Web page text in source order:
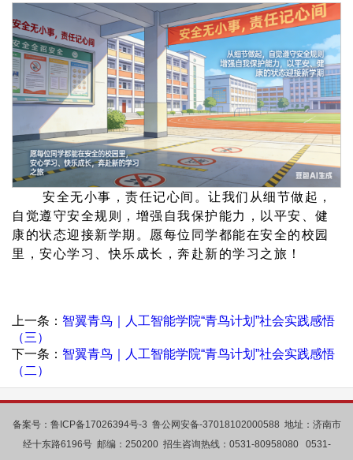
安全无小事，责任记心间。让我们从细节做起，
自觉遵守安全规则，增强自我保护能力，以平安、健
康的状态迎接新学期。愿每位同学都能在安全的校园
里，安心学习、快乐成长，奔赴新的学习之旅！
上一条： 智翼青鸟｜人工智能学院“青鸟计划”社会实践感悟
（三）
下一条： 智翼青鸟｜人工智能学院“青鸟计划”社会实践感悟
（二）
备案号：鲁ICP备17026394号-3 鲁公网安备-37018102000588 地址：济南市
经十东路6196号 邮编：250200 招生咨询热线：0531-80958080 0531-